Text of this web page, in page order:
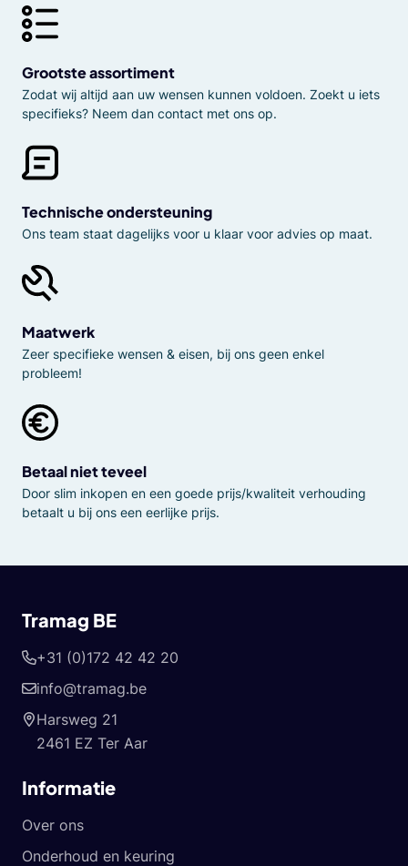
Grootste assortiment
Zodat wij altijd aan uw wensen kunnen voldoen. Zoekt u iets
specifieks? Neem dan contact met ons op.
Technische ondersteuning
Ons team staat dagelijks voor u klaar voor advies op maat.
Maatwerk
Zeer specifieke wensen & eisen, bij ons geen enkel
probleem!
Betaal niet teveel
Door slim inkopen en een goede prijs/kwaliteit verhouding
betaalt u bij ons een eerlijke prijs.
Tramag BE
+31 (0)172 42 42 20
info@tramag.be
Harsweg 21
2461 EZ Ter Aar
Informatie
Over ons
Onderhoud en keuring